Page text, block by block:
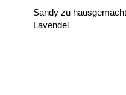
Sandy zu
Lavendel